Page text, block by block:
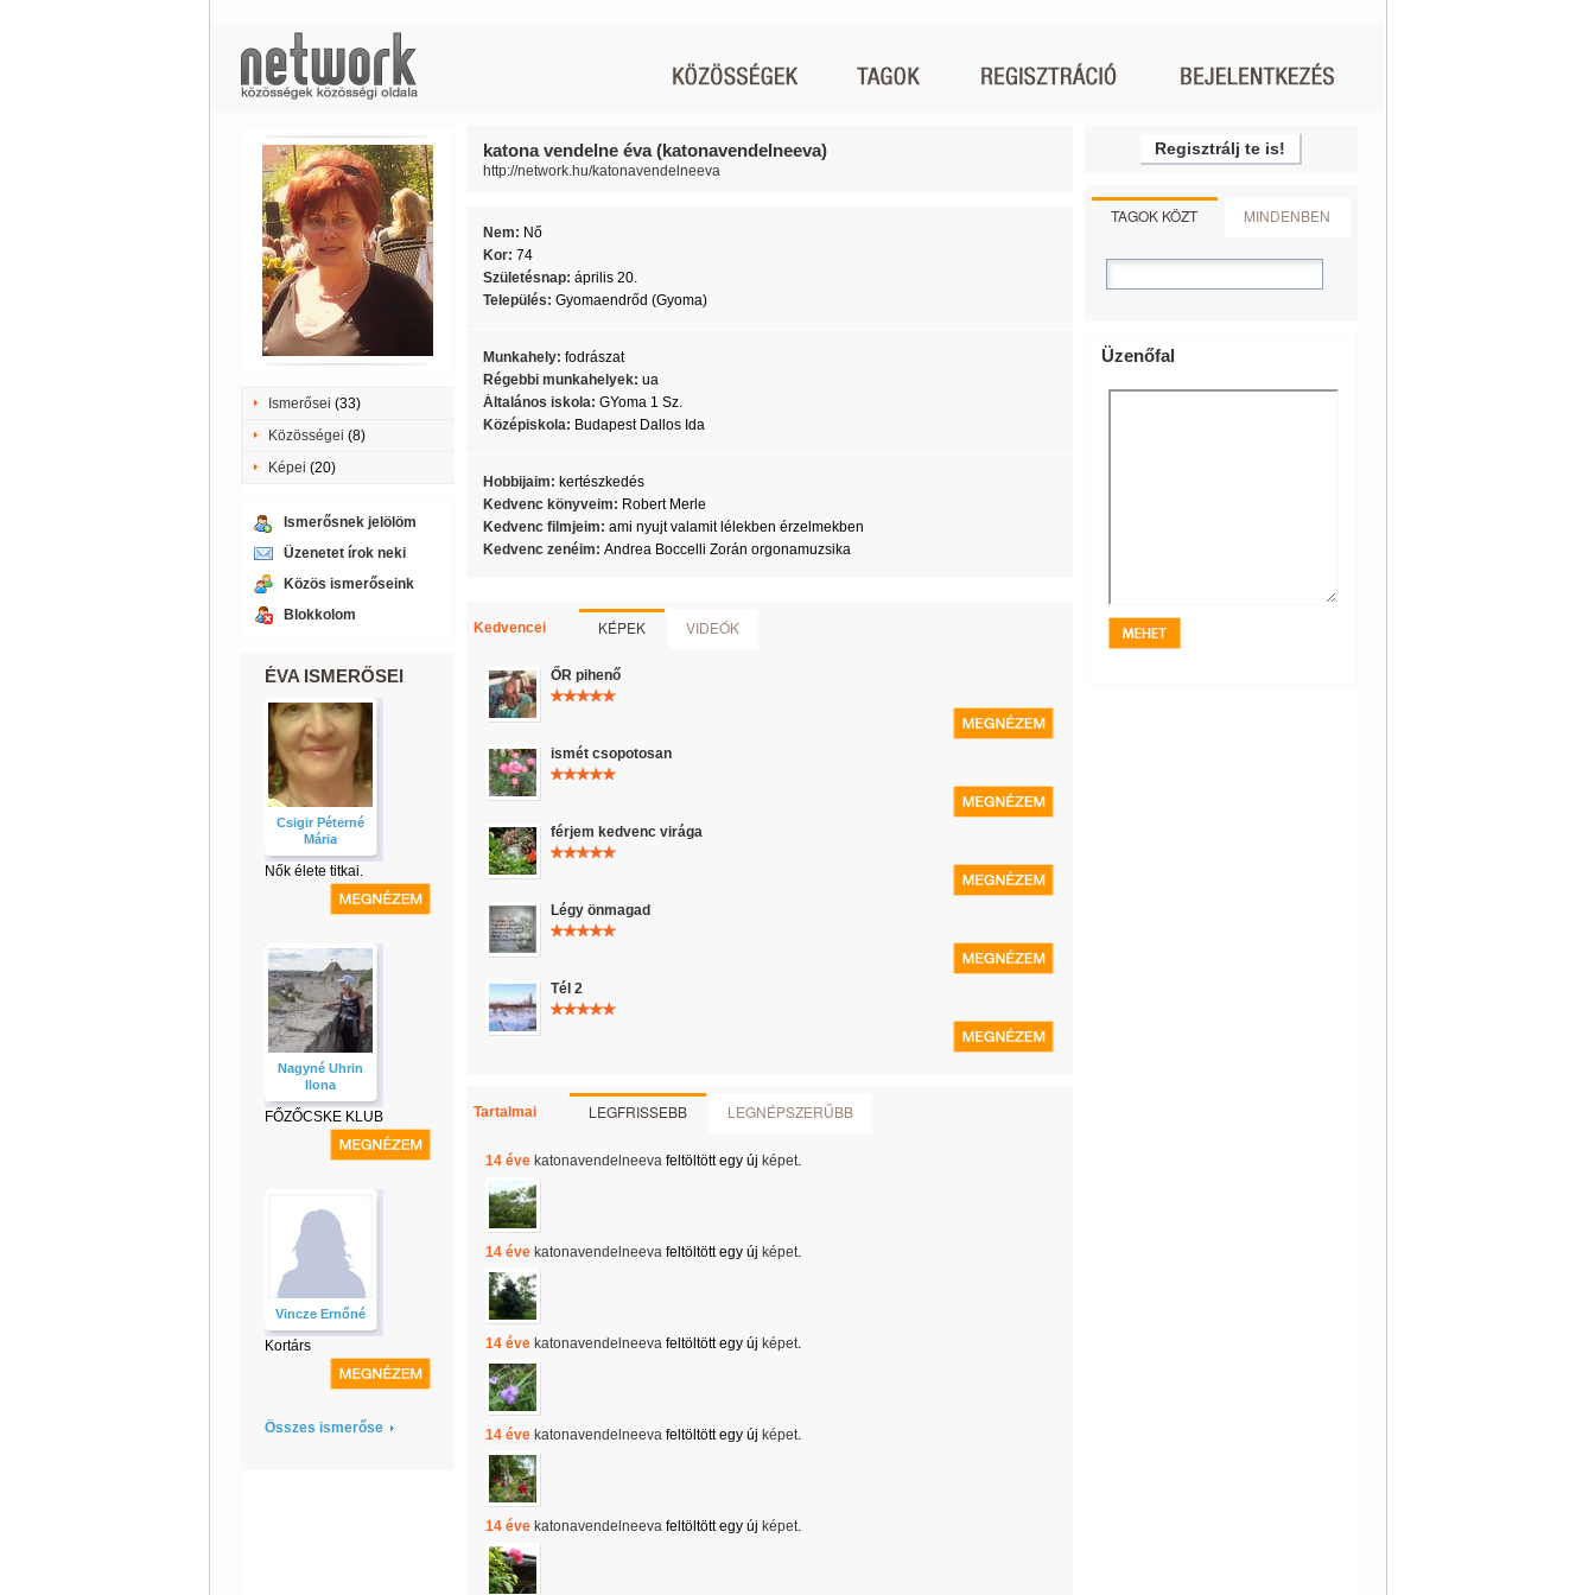
Ismerősei (33)
Közösségei (8)
Képei (20)
Ismerősnek jelölöm
Üzenetet írok neki
Közös ismerőseink
Blokkolom
ÉVA ISMERŐSEI
Csigir Péterné
Mária
Nők élete titkai.
Nagyné Uhrin
Ilona
FŐZŐCSKE KLUB
Vincze Ernőné
Kortárs
Összes ismerőse
katona vendelne éva (katonavendelneeva)
http://network.hu/katonavendelneeva
Nem: Nő
Kor: 74
Születésnap: április 20.
Település: Gyomaendrőd (Gyoma)
Munkahely: fodrászat
Régebbi munkahelyek: ua
Általános iskola: GYoma 1 Sz.
Középiskola: Budapest Dallos Ida
Hobbijaim: kertészkedés
Kedvenc könyveim: Robert Merle
Kedvenc filmjeim: ami nyujt valamit lélekben érzelmekben
Kedvenc zenéim: Andrea Boccelli Zorán orgonamuzsika
Kedvencei KÉPEK VIDEÓK
ŐR pihenő
ismét csopotosan
férjem kedvenc virága
Légy önmagad
Tél 2
Tartalmai LEGFRISSEBB LEGNÉPSZERŰBB
14 éve katonavendelneevafeltöltött egy új képet.
14 éve katonavendelneevafeltöltött egy új képet.
14 éve katonavendelneevafeltöltött egy új képet.
14 éve katonavendelneevafeltöltött egy új képet.
14 éve katonavendelneevafeltöltött egy új képet.
Regisztrálj te is!
TAGOK KÖZT MINDENBEN
Üzenőfal